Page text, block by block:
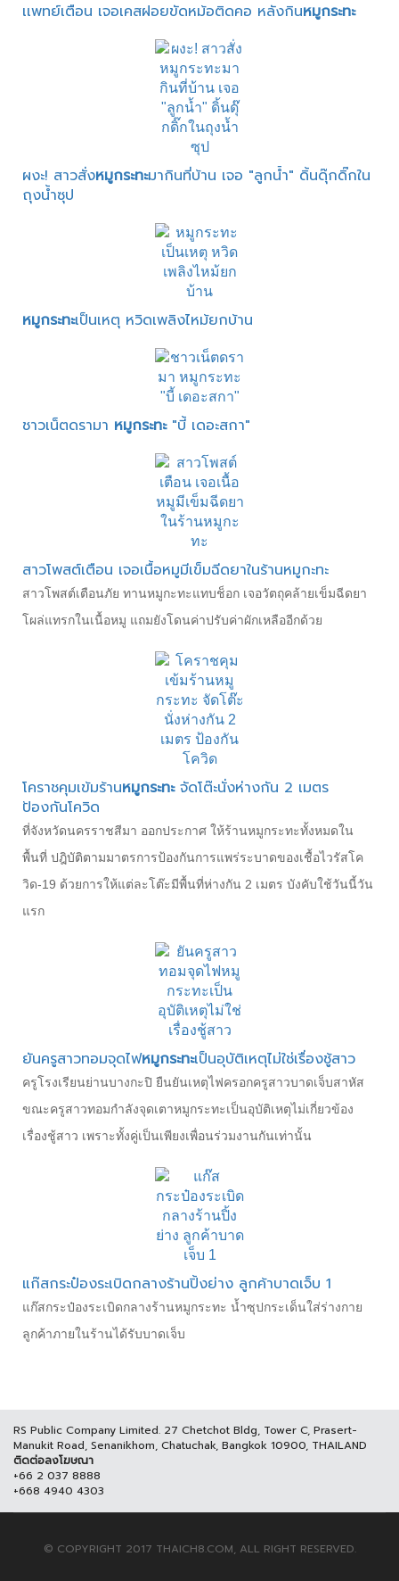
เเพทย์เตือน เจอเคสฝอยขัดหม้อติดคอ หลังกินหมูกระทะ
ผงะ! สาวสั่งหมูกระทะมากินที่บ้าน เจอ "ลูกน้ำ" ดิ้นดุ๊กดิ๊กใน
ถุงน้ำซุป
หมูกระทะเป็นเหตุ หวิดเพลิงไหม้ยกบ้าน
ชาวเน็ตดรามา หมูกระทะ"บี้ เดอะสกา"
สาวโพสต์เตือน เจอเนื้อหมูมีเข็มฉีดยาในร้านหมูกะทะ
สาวโพสต์เตือนภัย ทานหมูกะทะแทบช็อก เจอวัตถุคล้ายเข็มฉีดยา
โผล่แทรกในเนื้อหมู แถมยังโดนค่าปรับค่าผักเหลืออีกด้วย
โคราชคุมเข้มร้านหมูกระทะจัดโต๊ะนั่งห่างกัน 2 เมตร
ป้องกันโควิด
ที่จังหวัดนครราชสีมา ออกประกาศ ให้ร้านหมูกระทะทั้งหมดใน
พื้นที่ ปฎิบัติตามมาตรการป้องกันการแพร่ระบาดของเชื้อไวรัสโค
วิด-19 ด้วยการให้แต่ละโต๊ะมีพื้นที่ห่างกัน 2 เมตร บังคับใช้วันนี้วัน
แรก
ยันครูสาวทอมจุดไฟหมูกระทะเป็นอุบัติเหตุไม่ใช่เรื่องชู้สาว
ครูโรงเรียนย่านบางกะปิ ยืนยันเหตุไฟครอกครูสาวบาดเจ็บสาหัส
ขณะครูสาวทอมกำลังจุดเตาหมูกระทะเป็นอุบัติเหตุไม่เกี่ยวข้อง
เรื่องชู้สาว เพราะทั้งคู่เป็นเพียงเพื่อนร่วมงานกันเท่านั้น
แก๊สกระป๋องระเบิดกลางร้านปิ้งย่าง ลูกค้าบาดเจ็บ 1
แก๊สกระป๋องระเบิดกลางร้านหมูกระทะ น้ำซุปกระเด็นใส่ร่างกาย
ลูกค้าภายในร้านได้รับบาดเจ็บ
RS Public Company Limited. 27 Chetchot Bldg, Tower C, Prasert-
Manukit Road, Senanikhom, Chatuchak, Bangkok 10900, THAILAND
ติดต่อลงโฆษณา
+66 2 037 8888
+668 4940 4303
© COPYRIGHT 2017 THAICH8.COM, ALL RIGHT RESERVED.